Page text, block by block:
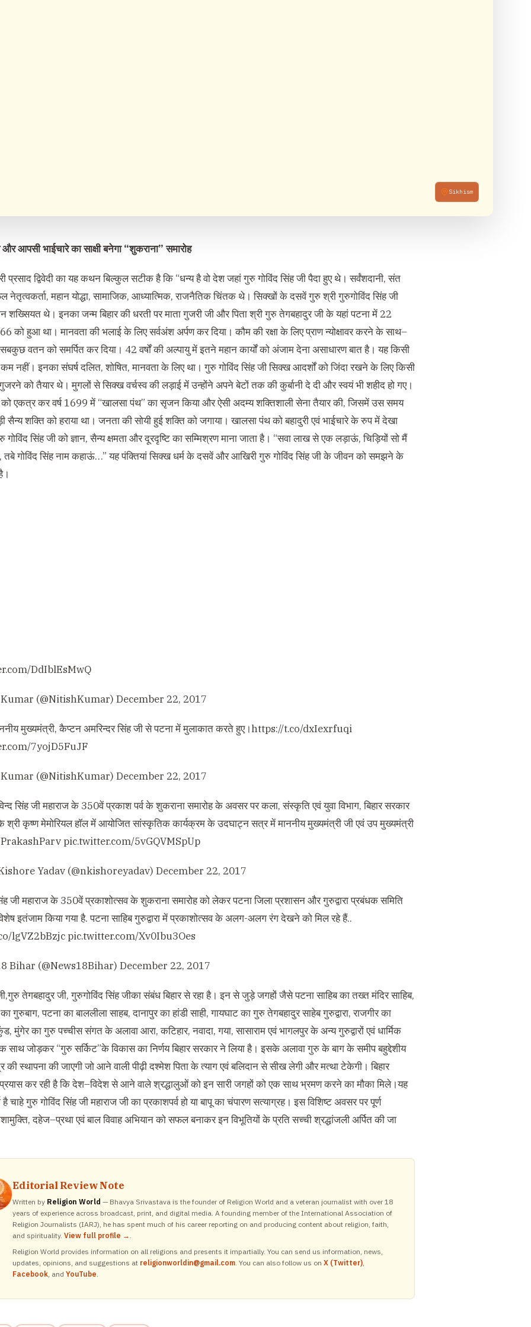
Sikhism
औरआपसीभाईचारेकासाक्षीबनेगा“शुकराना”समारोह
प्रसाद द्विवेदी का यह कथन बिल्कुल सटीक है कि “धन्य है वो देश जहां गुरु गोविंद सिंह जी पैदा हुए थे। सर्वंशदानी,संत
नेतृत्वकर्ता,महान योद्धा,सामाजिक, आध्यात्मिक,राजनैतिक चिंतक थे। सिक्खों के दसवें गुरु श्री गुरुगोविंद सिंह जी
शख्सियत थे। इनका जन्म बिहार की धरती पर माता गुजरी जी और पिता श्री गुरु तेगबहादुर जी के यहां पटना में 22
को हुआ था। मानवता की भलाई के लिए सर्वअंश अर्पण कर दिया। कौम की रक्षा के लिए प्राण न्योक्षावर करने के साथ–
वतन को समर्पित कर दिया। 42वर्षों की अल्पायु में इतने महान कार्यों को अंजाम देना असाधारण बात है। यह किसी
नहीं। इनका संघर्ष दलित,शोषित,मानवता के लिए था। गुरु गोविंद सिंह जी सिक्ख आदर्शों को जिंदा रखने के लिए किसी
को तैयार थे। मुगलों से सिक्ख वर्चस्व की लड़ाई में उन्होंने अपने बेटों तक की कुर्बानी दे दी और स्वयं भी शहीद हो गए।
एकत्र कर वर्ष1699में “खालसा पंथ”का सृजन किया और ऐसी अदम्य शक्तिशाली सेना तैयार की,जिसमें उस समय
सैन्य शक्ति को हराया था। जनता की सोयी हुई शक्ति को जगाया। खालसा पंथ को बहादुरी एवं भाईचारे के रुप में देखा
गोविंद सिंह जी को ज्ञान,सैन्य क्षमता और दूरदृष्टि का सम्मिश्रण माना जाता है। “सवा लाख से एक लड़ाऊं,चिड़ियों सो मैं
,तबे गोविंद सिंह नाम कहाऊं…”यह पंक्तियां सिक्ख धर्म के दसवें और आखिरी गुरु गोविंद सिंह जी के जीवन को समझने के
DdIblEsMwQ
(@NitishKumar) December 22, 2017
मुख्यमंत्री, कैप्टन अमरिन्दर सिंह जी से पटना में मुलाकात करते हुए।https://t.co/dxIexrfuqi
7yojD5FuJF
(@NitishKumar) December 22, 2017
सिंह जी महाराज के 350वें प्रकाश पर्व के शुकराना समारोह के अवसर पर कला, संस्कृति एवं युवा विभाग, बिहार सरकार
के श्री कृष्ण मेमोरियल हॉल में आयोजित सांस्कृतिक कार्यक्रम के उदघाट्न सत्र में माननीय मुख्यमंत्री जी एवं उप मुख्यमंत्री
pic.twitter.com/5vGQVMSpUp
Yadav (@nkishoreyadav) December 22, 2017
जी महाराज के 350वें प्रकाशोत्सव के शुकराना समारोह को लेकर पटना जिला प्रशासन और गुरुद्वारा प्रबंधक समिति
इतंजाम किया गया है. पटना साहिब गुरुद्वारा में प्रकाशोत्सव के अलग-अलग रंग देखने को मिल रहे हैं..
lgVZ2bBzjcpic.twitter.com/Xv0Ibu3Oes
Bihar (@News18Bihar) December 22, 2017
,गुरु तेगबहादुर जी,गुरुगोविंद सिंह जीका संबंध बिहार से रहा है। इन से जुड़े जगहों जैसे पटना साहिब का तख्त मंदिर साहिब,
गुरुबाग,पटना का बाललीला साहब,दानापुर का हांडी साही,गायघाट का गुरु तेगबहादुर साहेब गुरुद्वारा,राजगीर का
,मुंगेर का गुरु पच्चीस संगत के अलावा आरा,कटिहार,नवादा,गया,सासाराम एवं भागलपुर के अन्य गुरुद्वारों एवं धार्मिक
साथ जोड़कर“गुरु सर्किट”के विकास का निर्णय बिहार सरकार ने लिया है। इसके अलावा गुरु के बाग के समीप बहुद्देशीय
स्थापना की जाएगी जो आने वाली पीढ़ी दश्मेश पिता के त्याग एवं बलिदान से सीख लेगी और मत्था टेकेगी। बिहार
कर रही है कि देश–विदेश से आने वाले श्रद्धालुओं को इन सारी जगहों को एक साथ भ्रमण करने का मौका मिले।यह
है चाहे गुरु गोविंद सिंह जी महाराज जी का प्रकाशपर्व हो या बापू का चंपारण सत्याग्रह। इस विशिष्ट अवसर पर पूर्ण
,दहेज–प्रथा एवं बाल विवाह अभियान को सफल बनाकर इन विभूतियों के प्रति सच्ची श्रद्धांजली अर्पित की जा
Editorial Review Note
Written by Religion World — Bhavya Srivastava is the founder of Religion World and a veteran journalist with over 18
years of experience across broadcast, print, and digital media. A founding member of the International Association of
Religion Journalists (IARJ), he has spent much of his career reporting on and producing content about religion, faith,
and spirituality. View full profile → .
Religion World provides information on all religions and presents it impartially. You can send us information, news,
updates, opinions, and suggestions at religionworldin@gmail.com. You can also follow us on X (Twitter),
Facebook, and YouTube.